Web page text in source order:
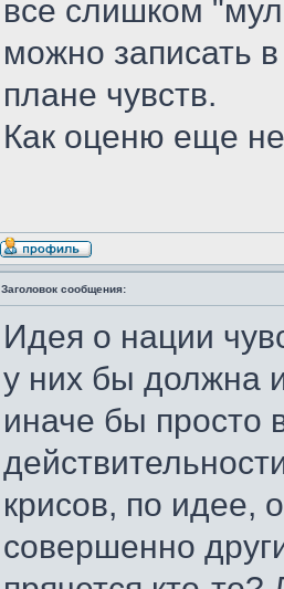
все слишком
можно записать
плане чувств.
Как оценю еще
Заголовок сообщения:
Идея о нации
у них бы должна
иначе бы просто
крисов, по идее,
совершенно